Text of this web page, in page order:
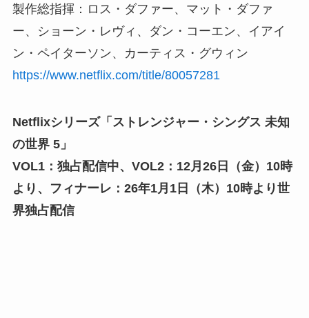
製作総指揮：ロス・ダファー、マット・ダファ
ー、ショーン・レヴィ、ダン・コーエン、イアイ
ン・ペイターソン、カーティス・グウィン
https://www.netflix.com/title/80057281
Netflixシリーズ「ストレンジャー・シングス 未知
の世界 5」
VOL1：独占配信中、VOL2：12月26日（金）10時
より、フィナーレ：26年1月1日（木）10時より世
界独占配信